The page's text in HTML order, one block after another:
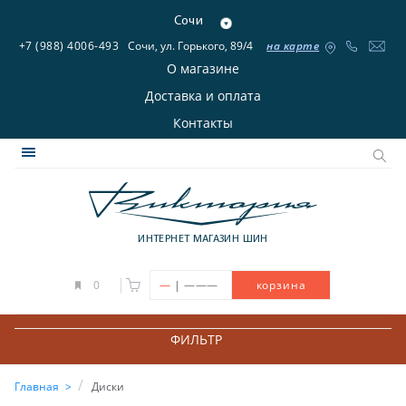
Сочи
+7 (988) 4006-493 Сочи, ул. Горького, 89/4 на карте
О магазине
Доставка и оплата
Контакты
ИНТЕРНЕТ МАГАЗИН ШИН
0 — | ——— корзина
ФИЛЬТР
Главная Диски